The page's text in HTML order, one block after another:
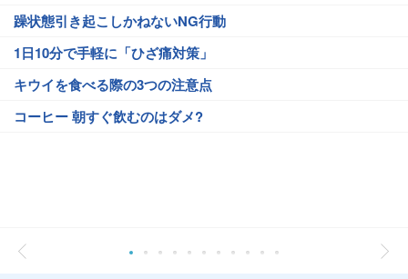
躁状態引き起こしかねないNG行動
1日10分で手軽に「ひざ痛対策」
キウイを食べる際の3つの注意点
コーヒー 朝すぐ飲むのはダメ?